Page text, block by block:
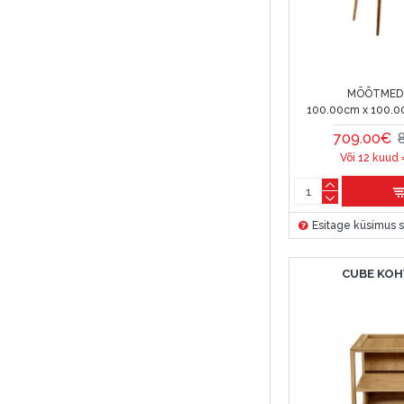
100.00cm x
709.00€
Või 12 kuud
Esitage küsimus
CUBE